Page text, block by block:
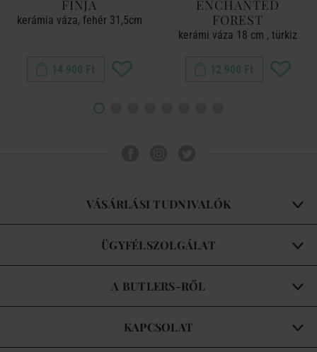
FINJA
kerámia váza, fehér 31,5cm
14 900 Ft
ENCHANTED
FOREST
kerámi váza 18 cm , türkiz
12 900 Ft
VÁSÁRLÁSI TUDNIVALÓK
ÜGYFÉLSZOLGÁLAT
A BUTLERS-RŐL
KAPCSOLAT